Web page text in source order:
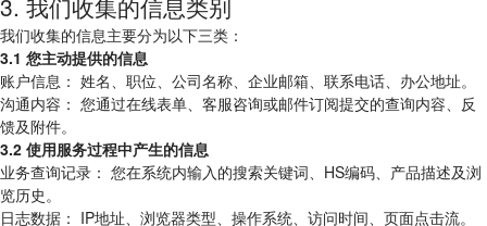
3. 我们收集的信息类别
我们收集的信息主要分为以下三类：
3.1 您主动提供的信息
账户信息： 姓名、职位、公司名称、企业邮箱、联系电话、办公地址。
沟通内容： 您通过在线表单、客服咨询或邮件订阅提交的查询内容、反
馈及附件。
3.2 使用服务过程中产生的信息
业务查询记录： 您在系统内输入的搜索关键词、HS编码、产品描述及浏
览历史。
日志数据： IP地址、浏览器类型、操作系统、访问时间、页面点击流。